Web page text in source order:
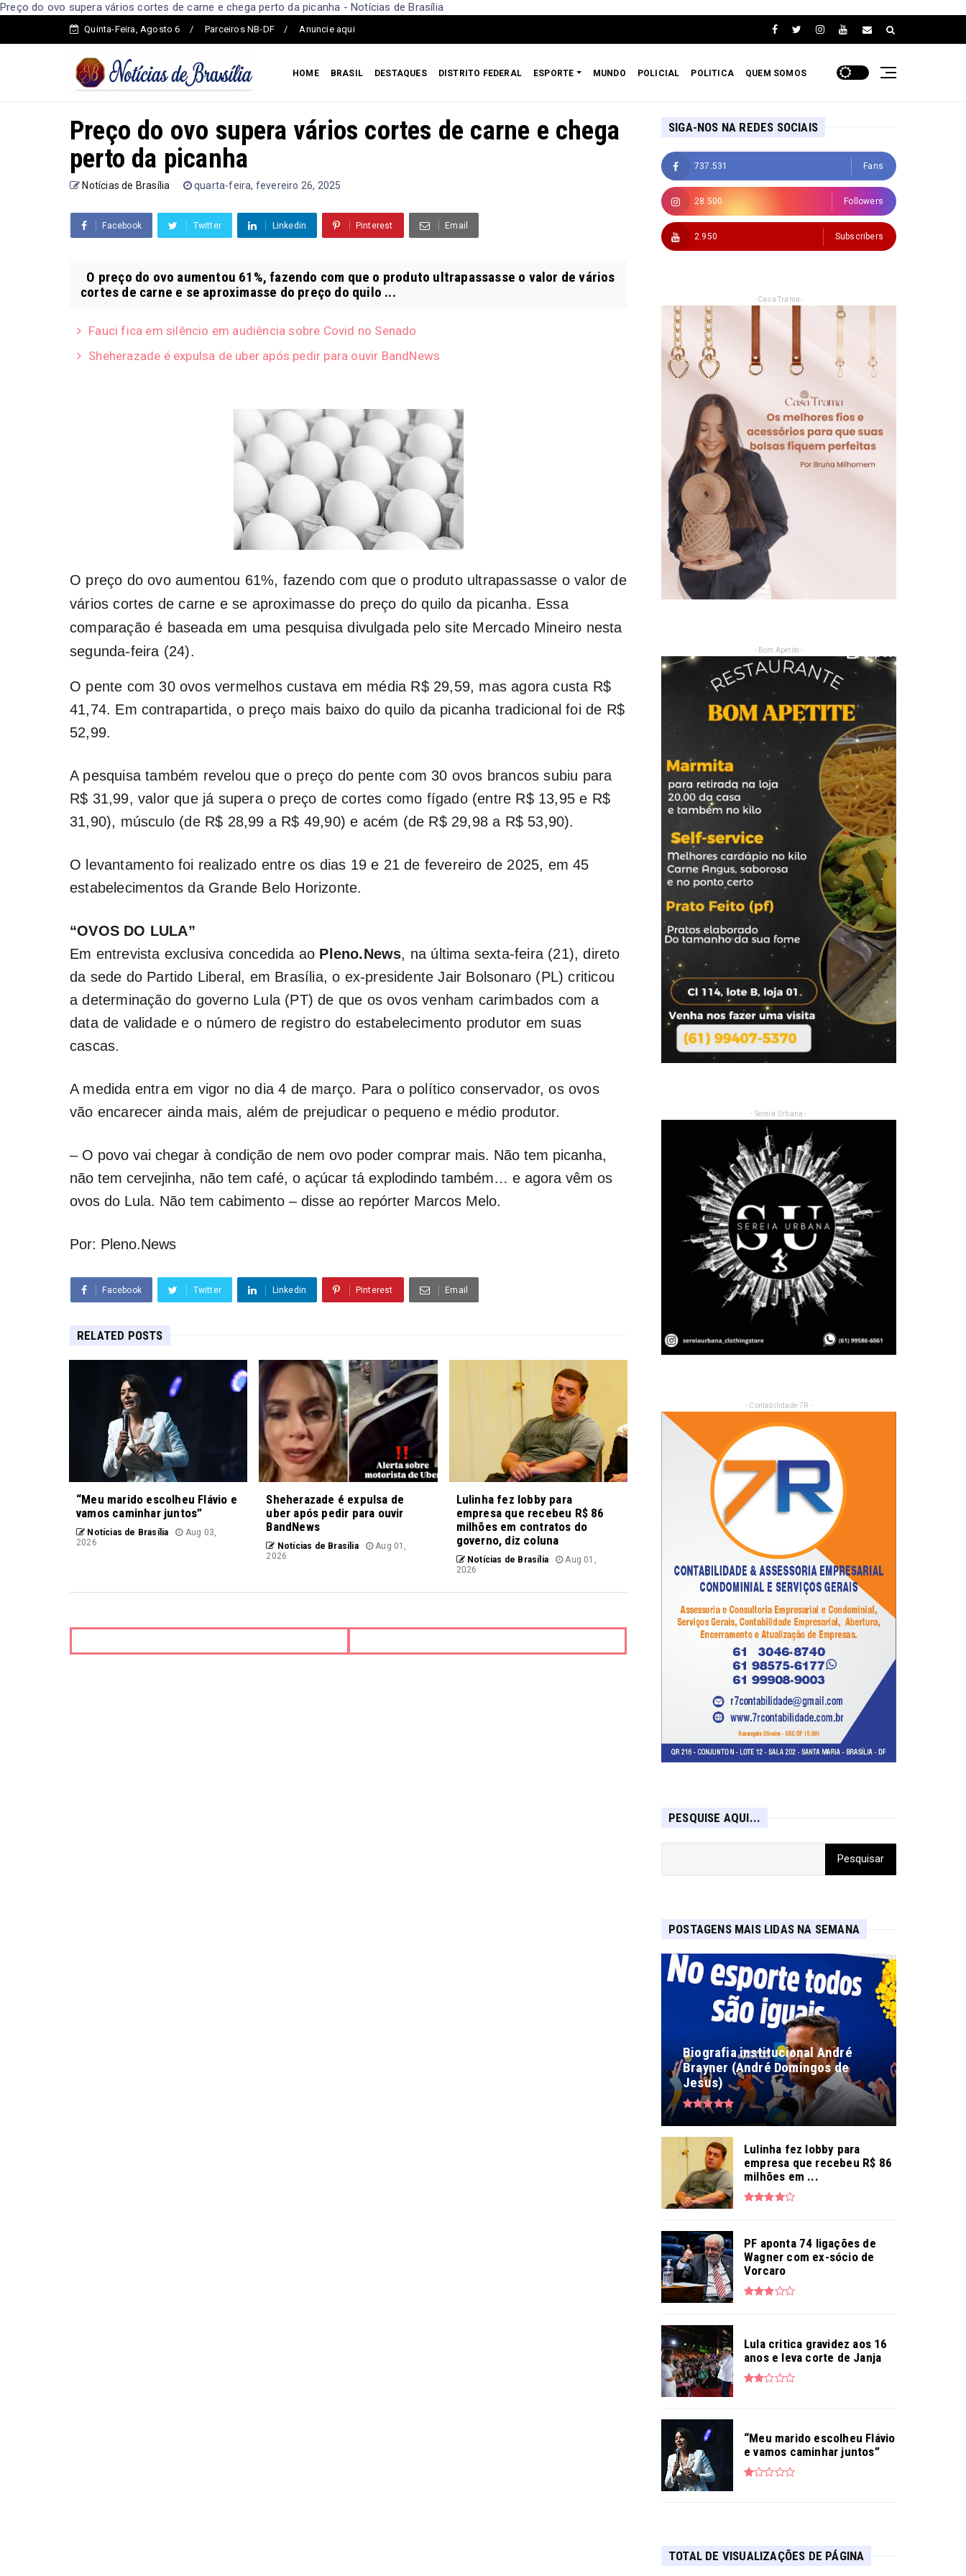
Preço do ovo supera vários cortes de carne e chega perto da picanha - Notícias de Brasília
Quinta-Feira, Agosto 6 Parceiros NB-DF Anuncie aqui
HOME BRASIL DESTAQUES DISTRITO FEDERAL ESPORTE MUNDO POLICIAL POLITICA QUEM SOMOS
Preço do ovo supera vários cortes de carne e chega
perto da picanha
Notícias de Brasília quarta-feira, fevereiro 26, 2025
Facebook Twitter Linkedin Pinterest Email
O preço do ovo aumentou 61%, fazendo com que o produto ultrapassasse o valor de vários
cortes de carne e se aproximasse do preço do quilo ...
Fauci fica em silêncio em audiência sobre Covid no Senado
Sheherazade é expulsa de uber após pedir para ouvir BandNews
O preço do ovo aumentou 61%, fazendo com que o produto ultrapassasse o valor de
vários cortes de carne e se aproximasse do preço do quilo da picanha. Essa
comparação é baseada em uma pesquisa divulgada pelo site Mercado Mineiro nesta
segunda-feira (24).
O pente com 30 ovos vermelhos custava em média R$ 29,59, mas agora custa R$
41,74. Em contrapartida, o preço mais baixo do quilo da picanha tradicional foi de R$
52,99.
A pesquisa também revelou que o preço do pente com 30 ovos brancos subiu para
R$ 31,99, valor que já supera o preço de cortes como fígado (entre R$ 13,95 e R$
31,90), músculo (de R$ 28,99 a R$ 49,90) e acém (de R$ 29,98 a R$ 53,90).
O levantamento foi realizado entre os dias 19 e 21 de fevereiro de 2025, em 45
estabelecimentos da Grande Belo Horizonte.
“OVOS DO LULA”
Em entrevista exclusiva concedida ao Pleno.News, na última sexta-feira (21), direto
da sede do Partido Liberal, em Brasília, o ex-presidente Jair Bolsonaro (PL) criticou
a determinação do governo Lula (PT) de que os ovos venham carimbados com a
data de validade e o número de registro do estabelecimento produtor em suas
cascas.
A medida entra em vigor no dia 4 de março. Para o político conservador, os ovos
vão encarecer ainda mais, além de prejudicar o pequeno e médio produtor.
– O povo vai chegar à condição de nem ovo poder comprar mais. Não tem picanha,
não tem cervejinha, não tem café, o açúcar tá explodindo também… e agora vêm os
ovos do Lula. Não tem cabimento – disse ao repórter Marcos Melo.
Por: Pleno.News
Facebook Twitter Linkedin Pinterest Email
RELATED POSTS
“Meu marido escolheu Flávio e
vamos caminhar juntos”
Notícias de Brasília
Aug 03,
2026
Sheherazade é expulsa de
uber após pedir para ouvir
BandNews
Notícias de Brasília
Aug 01,
2026
Lulinha fez lobby para
empresa que recebeu R$ 86
milhões em contratos do
governo, diz coluna
Notícias de Brasília
Aug 01,
2026
SIGA-NOS NA REDES SOCIAIS
737.531 Fans
28.500 Followers
2.950 Subscribers
- Casa Trama -
- Bom Apetite -
- Sereia Urbana -
- Contabilidade 7R -
PESQUISE AQUI...
POSTAGENS MAIS LIDAS NA SEMANA
Biografia institucional André
Brayner (André Domingos de
Jesus)
Lulinha fez lobby para
empresa que recebeu R$ 86
milhões em ...
PF aponta 74 ligações de
Wagner com ex-sócio de
Vorcaro
Lula critica gravidez aos 16
anos e leva corte de Janja
“Meu marido escolheu Flávio
e vamos caminhar juntos”
TOTAL DE VISUALIZAÇÕES DE PÁGINA